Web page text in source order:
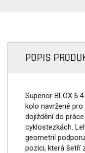
POPIS
Superior BLOX
kolo navržené pro
dojíždění do
cyklostezkách.
geometrií
pozici, která šetří